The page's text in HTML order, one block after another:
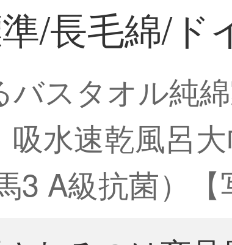
/長毛綿/ド
バスタオル純
水速乾風呂
3 A級抗菌）